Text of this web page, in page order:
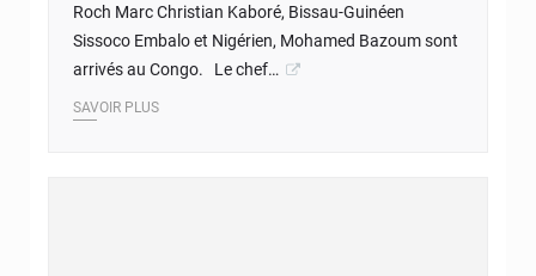
Roch Marc Christian Kaboré, Bissau-Guinéen
Sissoco Embalo et Nigérien, Mohamed Bazoum sont
arrivés au Congo. Le chef…
SAVOIR PLUS